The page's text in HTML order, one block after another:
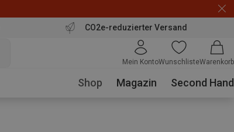
CO2e-reduzierter Versand
Mein KontoWunschlisteWarenkorb
Shop Magazin Second Hand